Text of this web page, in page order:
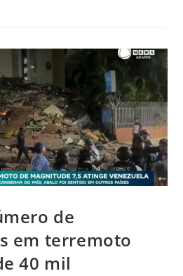
de
em terremoto
40 mil